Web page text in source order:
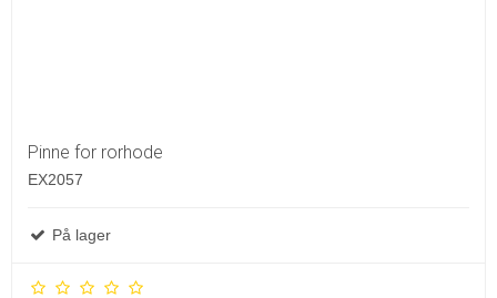
Pinne for rorhode
EX2057
På lager